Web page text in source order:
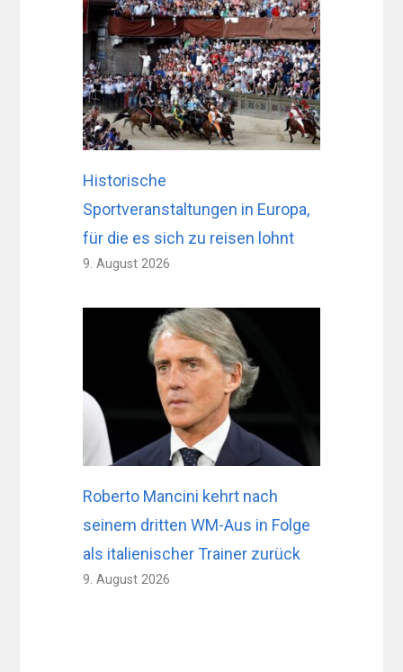
Historische
Sportveranstaltungen in Europa,
für die es sich zu reisen lohnt
9. August 2026
Roberto Mancini kehrt nach
seinem dritten WM-Aus in Folge
als italienischer Trainer zurück
9. August 2026